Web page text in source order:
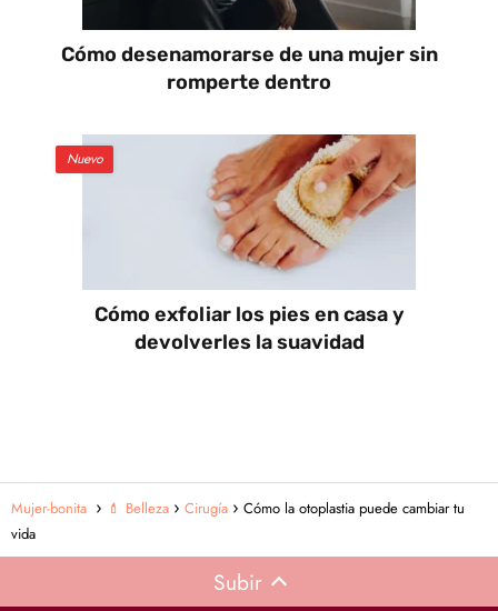
Cómo desenamorarse de una mujer sin
romperte dentro
Nuevo
Cómo exfoliar los pies en casa y
devolverles la suavidad
Mujer-bonita 💄 Belleza Cirugía
Cómo la otoplastia puede cambiar tu
vida
Subir